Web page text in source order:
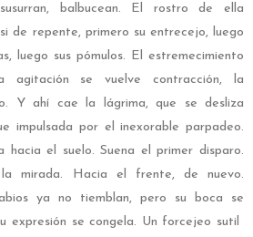
balbucean. El rostro de ella
de repente, primero su entrecejo, luego
luego sus pómulos. El estremecimiento
agitación se vuelve contracción, la
Y ahí cae la lágrima, que se desliza
impulsada por el inexorable parpadeo.
hacia el suelo. Suena el primer disparo.
la mirada. Hacia el frente, de nuevo.
ya no tiemblan, pero su boca se
expresión se congela. Un forcejeo sutil